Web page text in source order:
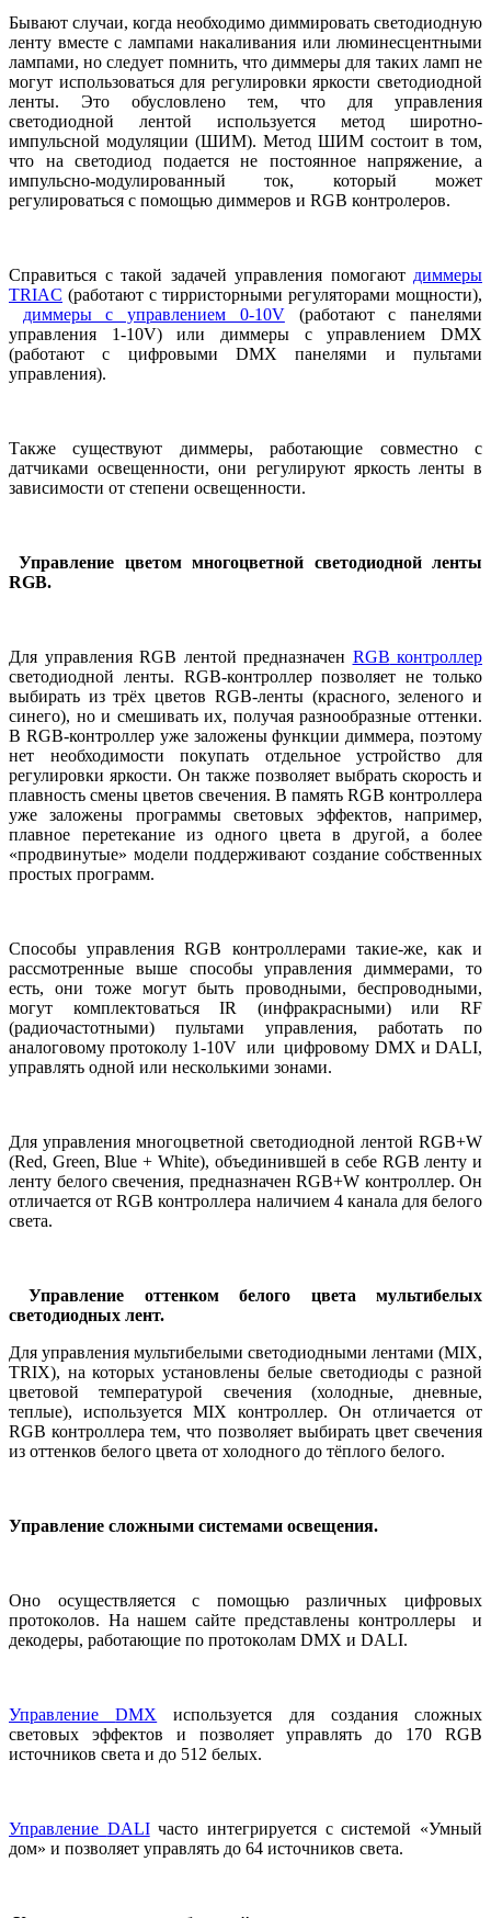
Бывают случаи, когда необходимо диммировать светодиодную
ленту вместе с лампами накаливания или люминесцентными
лампами, но следует помнить, что диммеры для таких ламп не
могут использоваться для регулировки яркости светодиодной
ленты. Это обусловлено тем, что для управления
светодиодной лентой используется метод широтно-
импульсной модуляции (ШИМ). Метод ШИМ состоит в том,
что на светодиод подается не постоянное напряжение, а
импульсно-модулированный ток, который может
регулироваться с помощью диммеров и RGB контролеров.
Справиться с такой задачей управления помогают диммеры
TRIAC (работают с тирристорными регуляторами мощности),
диммеры с управлением 0-10V(работают с панелями
управления 1-10V) или диммеры с управлениемDMX
(работают с цифровыми DMX
панелями и пультами
управления).
Также существуют диммеры, работающие совместно с
датчиками освещенности, они регулируют яркость ленты в
зависимости от степени освещенности.
Управление цветом многоцветной светодиодной ленты
RGB.
Для управления RGB лентой предназначен RGB контроллер
светодиодной ленты. RGB-контроллер позволяет не только
выбирать из трёх цветов RGB-ленты (красного, зеленого и
синего), но и смешивать их, получая разнообразные оттенки.
В RGB-контроллер уже заложены функции диммера, поэтому
нет необходимости покупать отдельное устройство для
регулировки яркости. Он также позволяет выбрать скорость и
плавность смены цветов свечения. В память RGB контроллера
уже заложены программы световых эффектов, например,
плавное перетекание из одного цвета в другой, а более
«продвинутые» модели поддерживают создание собственных
простых программ.
Способы управленияRGB
контроллерами такие-же, как и
рассмотренные выше способы управления диммерами, то
есть, они тоже могут быть проводными, беспроводными,
могут комплектоватьсяIR (инфракрасными) илиRF
(радиочастотными) пультами управления, работать по
аналоговому протоколу 1-10V или цифровому DMX иDALI,
управлять одной или несколькими зонами.
Для управления многоцветной светодиодной лентой RGB+W
(Red, Green,Blue + White), объединившей в себе RGB ленту и
ленту белого свечения, предназначен RGB+W контроллер. Он
отличается отRGB контроллера наличием 4 канала для белого
света.
Управление оттенком белого цвета мультибелых
светодиодных лент.
Для управления мультибелыми светодиодными лентами (MIX,
TRIX), на которых установлены белые светодиоды с разной
цветовой температурой свечения (холодные, дневные,
теплые), используется MIX контроллер. Он отличается от
RGB контроллера тем, что позволяет выбирать цвет свечения
из оттенков белого цвета от холодного до тёплого белого.
Управление сложными системами освещения.
Оно осуществляется с помощью различных цифровых
протоколов. На нашем сайте представлены контроллеры и
декодеры, работающие по протоколам DMX и DALI.
УправлениеDMX используется для создания сложных
световых эффектов и позволяет управлять до 170 RGB
источников света и до 512 белых.
Управление DALI часто интегрируется с системой «Умный
дом» и позволяет управлять до 64 источников света.